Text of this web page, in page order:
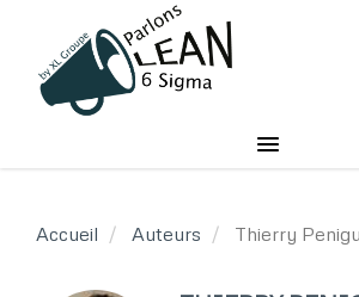
contenu
principal
Accueil Auteurs Thierry